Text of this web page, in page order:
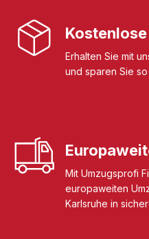
Erhalten Sie mit
und sparen Sie
Mit Umzugsprofi
europaweiten
Karlsruhe in